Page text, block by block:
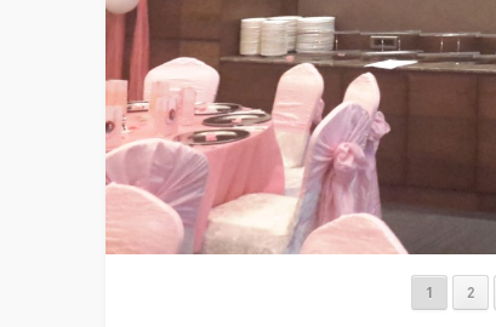
1 2